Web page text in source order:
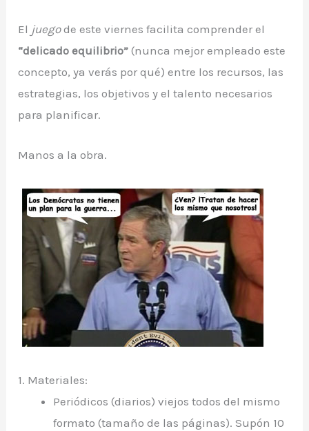
El juegode este viernes facilita comprender el
“delicado equilibrio” (nunca mejor empleado este
concepto, ya verás por qué) entre los recursos, las
estrategias, los objetivos y el talento necesarios
para planificar.
Manos a la obra.
1. Materiales:
Periódicos (diarios) viejos todos del mismo
formato (tamaño de las páginas). Supón 10